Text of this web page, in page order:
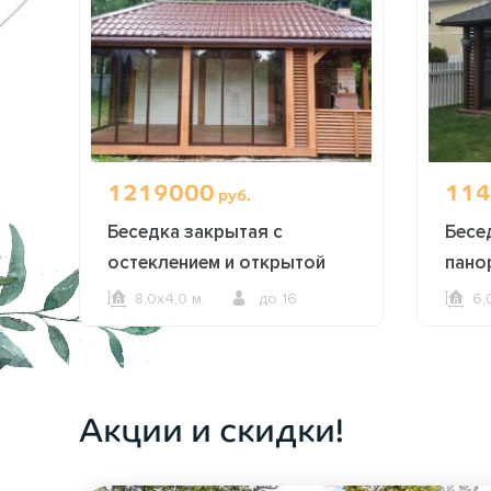
1219000 руб.
Беседка закрытая с
остеклением и открытой
зоной барбекю 2613
8,0х4,0 м. до 16
Акции и скидки!